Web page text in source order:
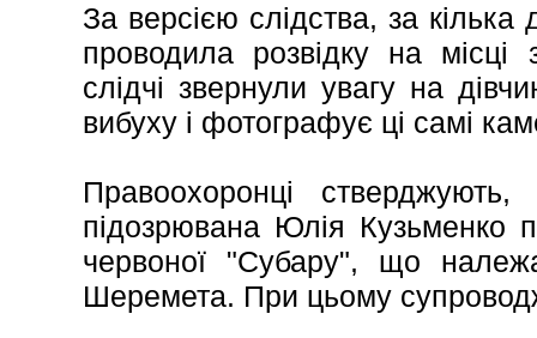
За версією слідства, за кілька
проводила розвідку на
слідчі звернули увагу на
вибуху і фотографує ці самі
Правоохоронці
підозрювана Юлія Кузьменко
червоної "Субару", що
Шеремета. При цьому